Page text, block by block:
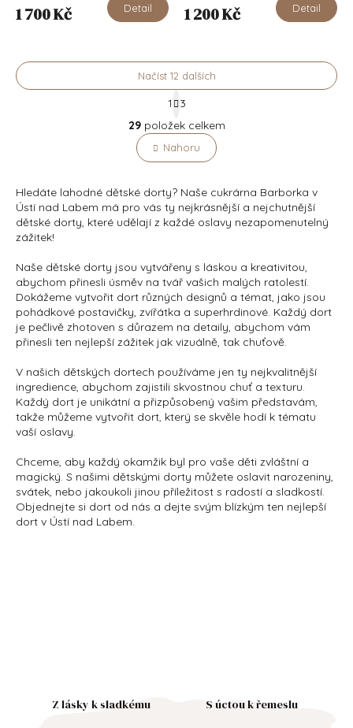
1 700 Kč Detail 1 200 Kč Detail
Ovládací prvky výpisu
Načíst 12 dalších
Stránkování
1
3
29položek celkem
Nahoru
Hledáte lahodné dětské dorty? Naše cukrárna Barborka v
Ústí nad Labem má pro vás ty nejkrásnější a nejchutnější
dětské dorty, které udělají z každé oslavy nezapomenutelný
zážitek!
Naše dětské dorty jsou vytvářeny s láskou a kreativitou,
abychom přinesli úsměv na tvář vašich malých ratolestí.
Dokážeme vytvořit dort různých designů a témat, jako jsou
pohádkové postavičky, zvířátka a superhrdinové. Každý dort
je pečlivě zhotoven s důrazem na detaily, abychom vám
přinesli ten nejlepší zážitek jak vizuálně, tak chuťově.
V našich dětských dortech používáme jen ty nejkvalitnější
ingredience, abychom zajistili skvostnou chuť a texturu.
Každý dort je unikátní a přizpůsobený vašim představám,
takže můžeme vytvořit dort, který se skvěle hodí k tématu
vaší oslavy.
Chceme, aby každý okamžik byl pro vaše děti zvláštní a
magický. S našimi dětskými dorty můžete oslavit narozeniny,
svátek, nebo jakoukoli jinou příležitost s radostí a sladkostí.
Objednejte si dort od nás a dejte svým blízkým ten nejlepší
dort v Ústí nad Labem.
Z lásky k sladkému S úctou k řemeslu